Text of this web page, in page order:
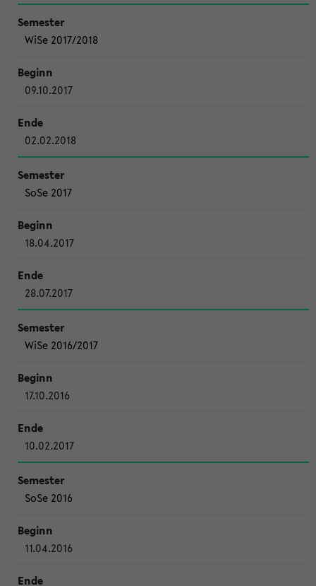
WiSe 2017/2018
09.10.2017
02.02.2018
SoSe 2017
18.04.2017
28.07.2017
WiSe 2016/2017
17.10.2016
10.02.2017
SoSe 2016
11.04.2016